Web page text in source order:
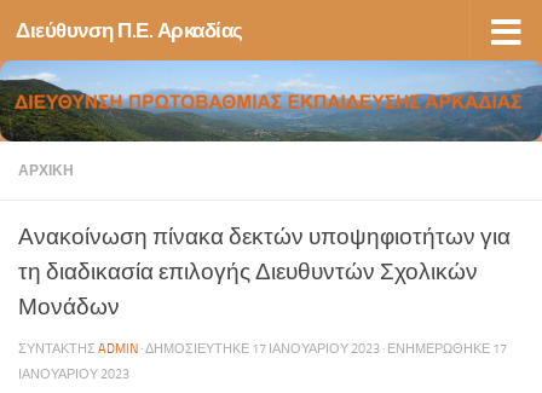
Skip to content
Διεύθυνση Π.Ε. Αρκαδίας
ΑΡΧΙΚΉ
Ανακοίνωση πίνακα δεκτών υποψηφιοτήτων για
τη διαδικασία επιλογής Διευθυντών Σχολικών
Μονάδων
ΣΥΝΤΆΚΤΗΣADMIN · ΔΗΜΟΣΙΕΎΤΗΚΕ 17 ΙΑΝΟΥΑΡΊΟΥ 2023 · ΕΝΗΜΕΡΏΘΗΚΕ 17
ΙΑΝΟΥΑΡΊΟΥ 2023